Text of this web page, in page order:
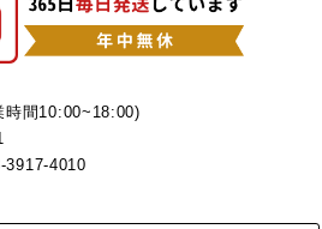
時間10:00~18:00)
1
3917-4010